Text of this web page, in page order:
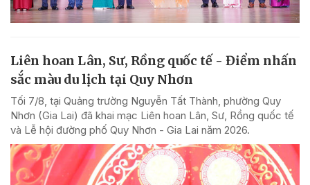
Liên hoan Lân, Sư, Rồng quốc tế - Điểm nhấn
sắc màu du lịch tại Quy Nhơn
Tối 7/8, tại Quảng trường Nguyễn Tất Thành, phường Quy
Nhơn (Gia Lai) đã khai mạc Liên hoan Lân, Sư, Rồng quốc tế
và Lễ hội đường phố Quy Nhơn - Gia Lai năm 2026.